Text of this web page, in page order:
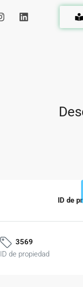
ID de
3569
ID de propiedad